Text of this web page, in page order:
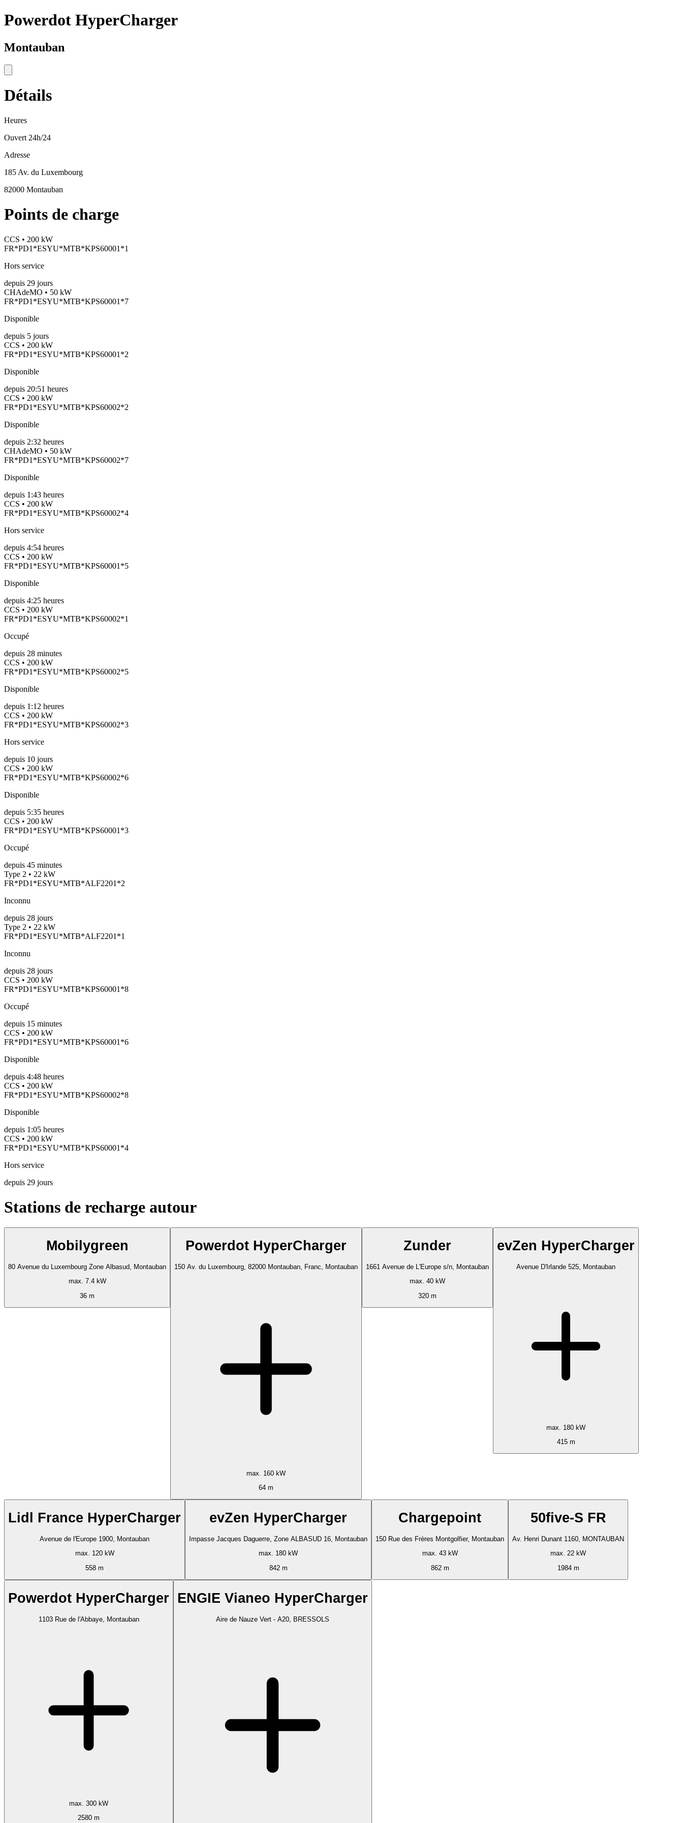
Powerdot HyperCharger
Montauban
Détails
Heures
Ouvert 24h/24
Adresse
185 Av. du Luxembourg
82000 Montauban
Points de charge
CCS • 200 kW
FR*PD1*ESYU*MTB*KPS60001*1
Hors service
depuis 29 jours
CHAdeMO • 50 kW
FR*PD1*ESYU*MTB*KPS60001*7
Disponible
depuis 5 jours
CCS • 200 kW
FR*PD1*ESYU*MTB*KPS60001*2
Disponible
depuis 20:51 heures
CCS • 200 kW
FR*PD1*ESYU*MTB*KPS60002*2
Disponible
depuis 2:32 heures
CHAdeMO • 50 kW
FR*PD1*ESYU*MTB*KPS60002*7
Disponible
depuis 1:43 heures
CCS • 200 kW
FR*PD1*ESYU*MTB*KPS60002*4
Hors service
depuis 4:54 heures
CCS • 200 kW
FR*PD1*ESYU*MTB*KPS60001*5
Disponible
depuis 4:25 heures
CCS • 200 kW
FR*PD1*ESYU*MTB*KPS60002*1
Occupé
depuis 28 minutes
CCS • 200 kW
FR*PD1*ESYU*MTB*KPS60002*5
Disponible
depuis 1:12 heures
CCS • 200 kW
FR*PD1*ESYU*MTB*KPS60002*3
Hors service
depuis 10 jours
CCS • 200 kW
FR*PD1*ESYU*MTB*KPS60002*6
Disponible
depuis 5:35 heures
CCS • 200 kW
FR*PD1*ESYU*MTB*KPS60001*3
Occupé
depuis 45 minutes
Type 2 • 22 kW
FR*PD1*ESYU*MTB*ALF2201*2
Inconnu
depuis 28 jours
Type 2 • 22 kW
FR*PD1*ESYU*MTB*ALF2201*1
Inconnu
depuis 28 jours
CCS • 200 kW
FR*PD1*ESYU*MTB*KPS60001*8
Occupé
depuis 15 minutes
CCS • 200 kW
FR*PD1*ESYU*MTB*KPS60001*6
Disponible
depuis 4:48 heures
CCS • 200 kW
FR*PD1*ESYU*MTB*KPS60002*8
Disponible
depuis 1:05 heures
CCS • 200 kW
FR*PD1*ESYU*MTB*KPS60001*4
Hors service
depuis 29 jours
Stations de recharge autour
Mobilygreen
80 Avenue du Luxembourg Zone Albasud, Montauban
max. 7.4 kW
36 m
Powerdot HyperCharger
150 Av. du Luxembourg, 82000 Montauban, Franc, Montauban
max. 160 kW
64 m
Zunder
1661 Avenue de L'Europe s/n, Montauban
max. 40 kW
320 m
evZen HyperCharger
Avenue D'Irlande 525, Montauban
max. 180 kW
415 m
Lidl France HyperCharger
Avenue de l'Europe 1900, Montauban
max. 120 kW
558 m
evZen HyperCharger
Impasse Jacques Daguerre, Zone ALBASUD 16, Montauban
max. 180 kW
842 m
Chargepoint
150 Rue des Frères Montgolfier, Montauban
max. 43 kW
862 m
50five-S FR
Av. Henri Dunant 1160, MONTAUBAN
max. 22 kW
1984 m
Powerdot HyperCharger
1103 Rue de l'Abbaye, Montauban
max. 300 kW
2580 m
ENGIE Vianeo HyperCharger
Aire de Nauze Vert - A20, BRESSOLS